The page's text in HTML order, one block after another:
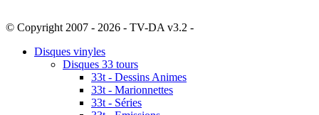
© Copyright 2007 - 2026 - TV-DA v3.2 -
Disques vinyles
Disques 33 tours
33t - Dessins Animes
33t - Marionnettes
33t - Séries